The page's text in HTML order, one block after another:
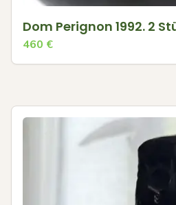
Dom Perignon 1992. 2
460 €